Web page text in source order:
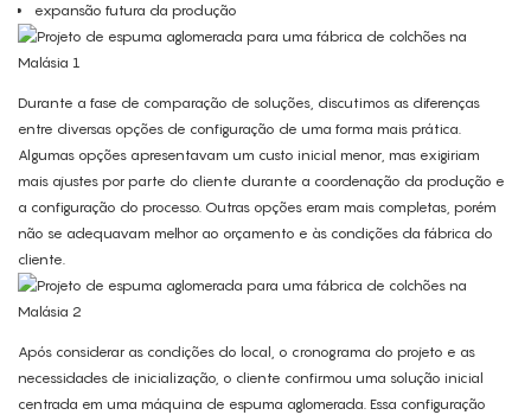
expansão futura da produção
Durante a fase de comparação de soluções, discutimos as diferenças
entre diversas opções de configuração de uma forma mais prática.
Algumas opções apresentavam um custo inicial menor, mas exigiriam
mais ajustes por parte do cliente durante a coordenação da produção e
a configuração do processo. Outras opções eram mais completas, porém
não se adequavam melhor ao orçamento e às condições da fábrica do
cliente.
Após considerar as condições do local, o cronograma do projeto e as
necessidades de inicialização, o cliente confirmou uma solução inicial
centrada em uma máquina de espuma aglomerada. Essa configuração